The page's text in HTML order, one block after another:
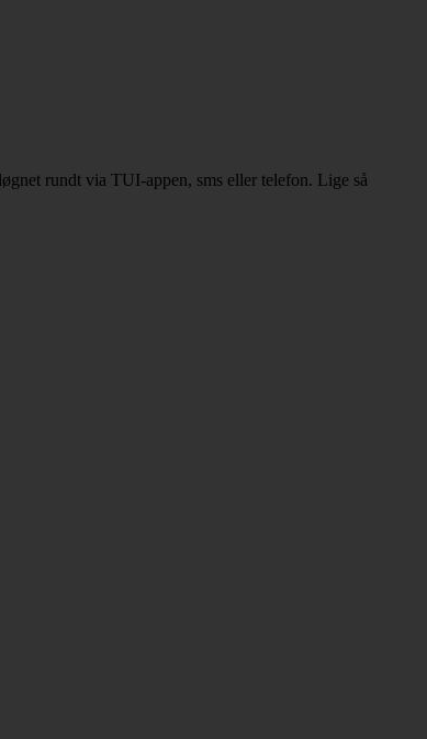
rundt via TUI-appen, sms eller telefon. Lige så